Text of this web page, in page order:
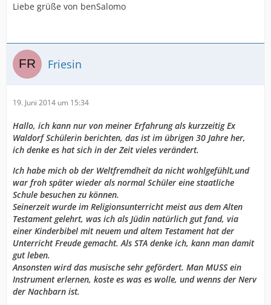
Liebe grüße von benSalomo
Friesin
19. Juni 2014 um 15:34
Hallo, ich kann nur von meiner Erfahrung als kurzzeitig Ex
Waldorf Schülerin berichten, das ist im übrigen 30 Jahre her,
ich denke es hat sich in der Zeit vieles verändert.
Ich habe mich ob der Weltfremdheit da nicht wohlgefühlt,und
war froh später wieder als normal Schüler eine staatliche
Schule besuchen zu können.
Seinerzeit wurde im Religionsunterricht meist aus dem Alten
Testament gelehrt, was ich als Jüdin natürlich gut fand, via
einer Kinderbibel mit neuem und altem Testament hat der
Unterricht Freude gemacht. Als STA denke ich, kann man damit
gut leben.
Ansonsten wird das musische sehr gefördert. Man MUSS ein
Instrument erlernen, koste es was es wolle, und wenns der Nerv
der Nachbarn ist.